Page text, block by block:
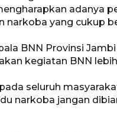
adanya
narkoba yang cukup
BNN Provinsi
kegiatan BNN
seluruh
narkoba jangan